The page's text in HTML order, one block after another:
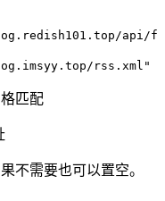
api/
rss.xml"
匹配
不需要也可以置空。